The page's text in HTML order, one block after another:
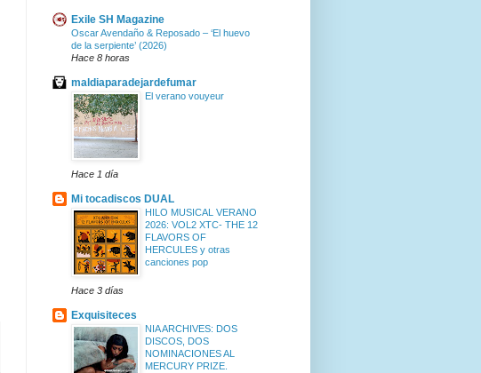
Exile SH Magazine
Oscar Avendaño & Reposado – ‘El huevo
de la serpiente’ (2026)
Hace 8 horas
maldiaparadejardefumar
El verano vouyeur
Hace 1 día
Mi tocadiscos DUAL
HILO MUSICAL VERANO
2026: VOL2 XTC- THE 12
FLAVORS OF
HERCULES y otras
canciones pop
Hace 3 días
Exquisiteces
NIA ARCHIVES: DOS
DISCOS, DOS
NOMINACIONES AL
MERCURY PRIZE.